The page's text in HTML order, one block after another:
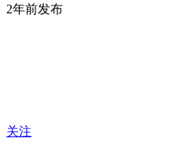
2年前发布
关注